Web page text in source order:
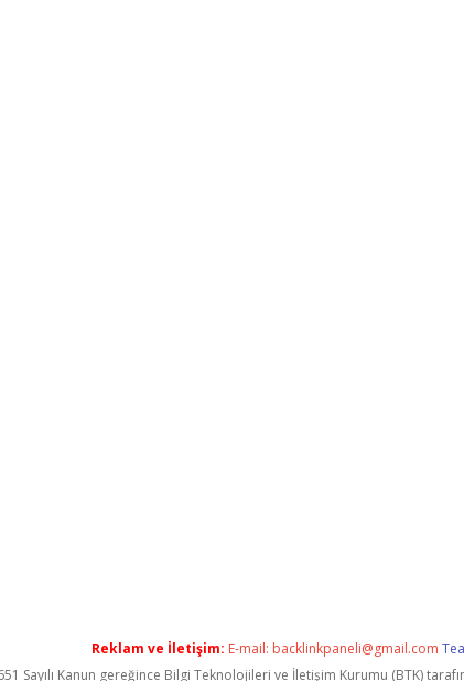
Reklam ve İletişim: E-mail: backlinkpaneli@gmail.com
Sayılı Kanun gereğince Bilgi Teknolojileri ve İletişim Kurumu (BTK)